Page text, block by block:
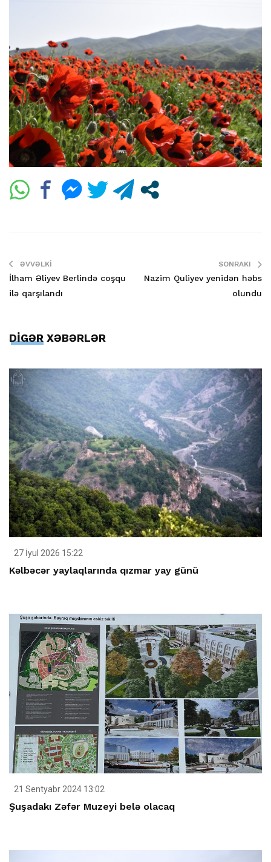
ƏVVƏLKI
İlham Əliyev Berlində coşqu
ilə qarşılandı
SONRAKI
Nazim Quliyev yenidən həbs
olundu
DİGƏR XƏBƏRLƏR
27 İyul 2026 15:22
Kəlbəcər yaylaqlarında qızmar yay günü
21 Sentyabr 2024 13:02
Şuşadakı Zəfər Muzeyi belə olacaq